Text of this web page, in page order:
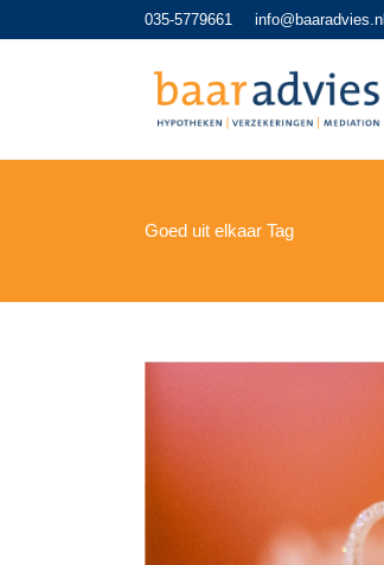
035-5779661 info@baaradvies.nl
Goed uit elkaar Tag